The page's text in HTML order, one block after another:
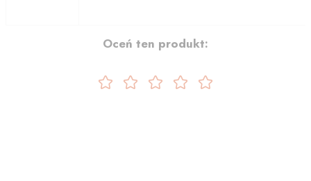
Oceń ten produkt: